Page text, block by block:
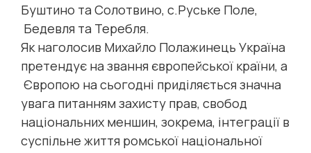
Буштино та Солотвино, с.Руське Поле,
Бедевля та Теребля.
Як наголосив Михайло Полажинець Україна
претендує на звання європейської країни, а
Європою на сьогодні приділяється значна
увага питанням захисту прав, свобод
національних меншин, зокрема, інтеграції в
суспільне життя ромської національної